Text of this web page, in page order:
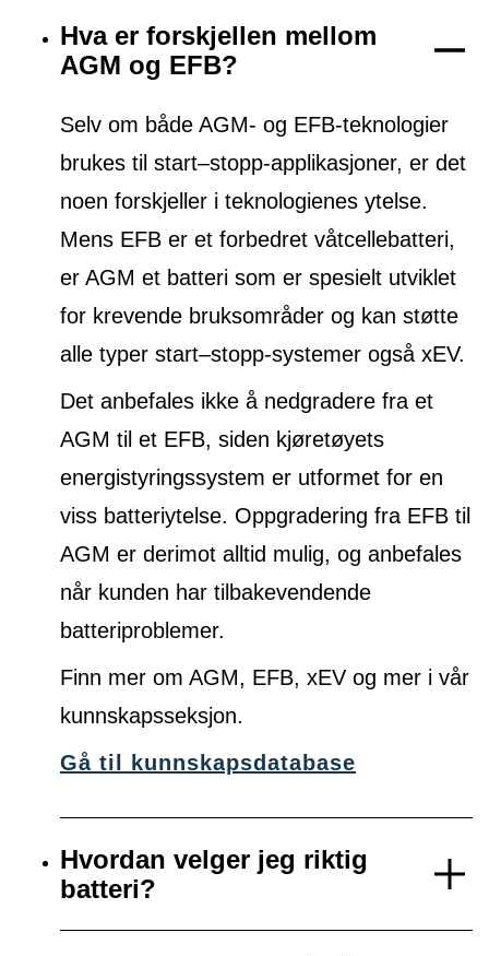
Hva er forskjellen mellom
AGM og EFB?
Selv om både AGM- og EFB-teknologier
brukes til start–stopp-applikasjoner, er det
noen forskjeller i teknologienes ytelse.
Mens EFB er et forbedret våtcellebatteri,
er AGM et batteri som er spesielt utviklet
for krevende bruksområder og kan støtte
alle typer start–stopp-systemer også xEV.
Det anbefales ikke å nedgradere fra et
AGM til et EFB, siden kjøretøyets
energistyringssystem er utformet for en
viss batteriytelse. Oppgradering fra EFB til
AGM er derimot alltid mulig, og anbefales
når kunden har tilbakevendende
batteriproblemer.
Finn mer om AGM, EFB, xEV og mer i vår
kunnskapsseksjon.
Gå til kunnskapsdatabase
Hvordan velger jeg riktig
batteri?